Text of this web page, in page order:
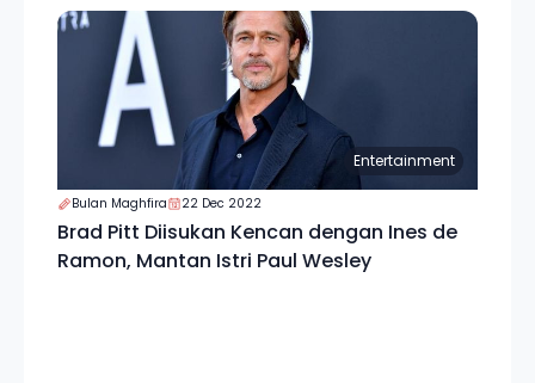
Entertainment
Bulan Maghfira 22 Dec 2022
Brad Pitt Diisukan Kencan dengan Ines de
Ramon, Mantan Istri Paul Wesley